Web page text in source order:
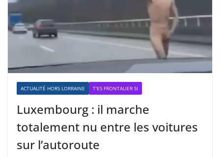
ACTUALITÉ HORS LORRAINE T'ES FRONTALIER SI
Luxembourg : il marche
totalement nu entre les voitures
sur l’autoroute